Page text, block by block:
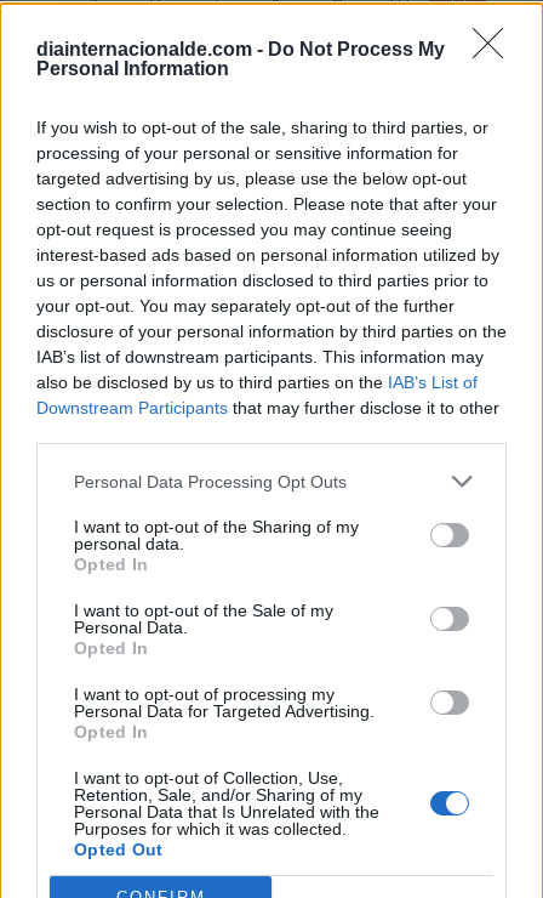
diainternacionalde.com - Do Not Process My
Personal Information
If you wish to opt-out of the sale, sharing to third parties, or
processing of your personal or sensitive information for
targeted advertising by us, please use the below opt-out
section to confirm your selection. Please note that after your
opt-out request is processed you may continue seeing
interest-based ads based on personal information utilized by
us or personal information disclosed to third parties prior to
your opt-out. You may separately opt-out of the further
disclosure of your personal information by third parties on the
IAB’s list of downstream participants. This information may
also be disclosed by us to third parties on the IAB’s List of
Downstream Participants that may further disclose it to other
Personal Data Processing Opt Outs
I want to opt-out of the Sharing of my
personal data.
Opted In
I want to opt-out of the Sale of my
Personal Data.
Opted In
I want to opt-out of processing my
Personal Data for Targeted Advertising.
Opted In
I want to opt-out of Collection, Use,
Retention, Sale, and/or Sharing of my
Personal Data that Is Unrelated with the
Purposes for which it was collected.
Opted Out
12
13 14 15 16 17
19
20 21
26
27 28 29 30
Julio
Lu Ma Mi Ju Vi Sá
Do
1
2
3
4 5 6 7 8
9
10
11 12 13 14 15
16
17
18 19 20 21 22
23
24
25 26 27 28 29
30
31
Santiago Apóstol
Lu Ma
Do
7
8 9 10 11
13
21
22 23 24 25
27
28
29 30 31
15:Festividad de la Asunción de la Virgen